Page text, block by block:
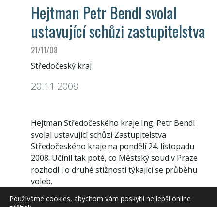
Hejtman Petr Bendl svolal
ustavující schůzi zastupitelstva
21/11/08
Středočeský kraj
20.11.2008
Hejtman Středočeského kraje Ing. Petr Bendl
svolal ustavující schůzi Zastupitelstva
Středočeského kraje na pondělí 24. listopadu
2008. Učinil tak poté, co Městský soud v Praze
rozhodl i o druhé stížnosti týkající se průběhu
voleb.
kraje se koná od 9.00 hod. v zasedací síni
Používáme cookies, abychom vám poskytli nejlepší online